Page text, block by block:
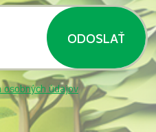
ODOSLAŤ
osobných údajov